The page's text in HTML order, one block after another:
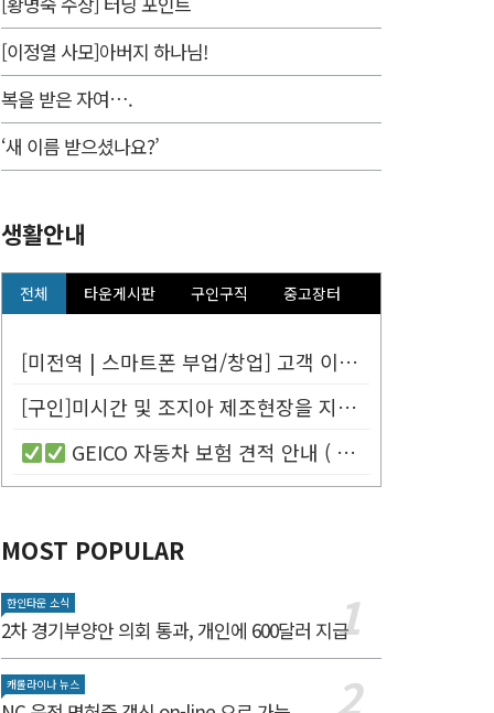
[이정열 사모]아버지 하나님!
복을 받은 자여….
‘새 이름 받으셨나요?’
생활안내
전체 타운게시판 구인구직 중고장터
[미전역 | 스마트폰 부업/창업] 고객 이름만 넣으면 평생 연금 20% ...
[구인]미시간 및 조지아 제조현장을 지원할 Customer Service...
GEICO 자동차 보험 견적 안내 (
MOST POPULAR
한인타운 소식
2차 경기부양안 의회 통과, 개인에 600달러 지급
캐롤라이나 뉴스